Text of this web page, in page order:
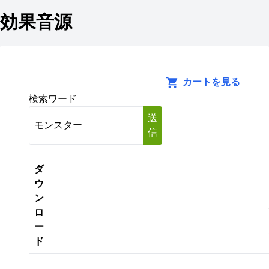
効果音源
カートを見る
検索ワード
送
信
ダ
ウ
ン
ロ
ー
ド